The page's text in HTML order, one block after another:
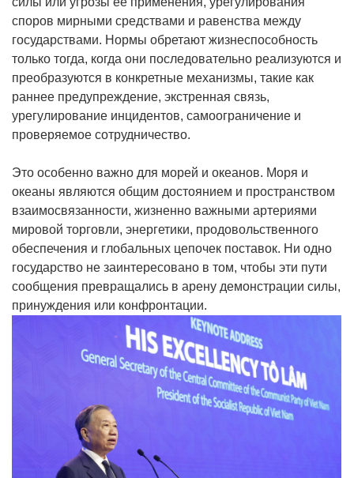
споров мирными средствами и равенства между
государствами. Нормы обретают жизнеспособность
только тогда, когда они последовательно реализуются и
преобразуются в конкретные механизмы, такие как
раннее предупреждение, экстренная связь,
урегулирование инцидентов, самоограничение и
проверяемое сотрудничество.
Это особенно важно для морей и океанов. Моря и
океаны являются общим достоянием и пространством
взаимосвязанности, жизненно важными артериями
мировой торговли, энергетики, продовольственного
обеспечения и глобальных цепочек поставок. Ни одно
государство не заинтересовано в том, чтобы эти пути
сообщения превращались в арену демонстрации силы,
принуждения или конфронтации.